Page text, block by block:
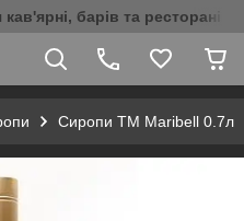
барів та ресторанів
Сиропи ТМ Maribell 0.7л